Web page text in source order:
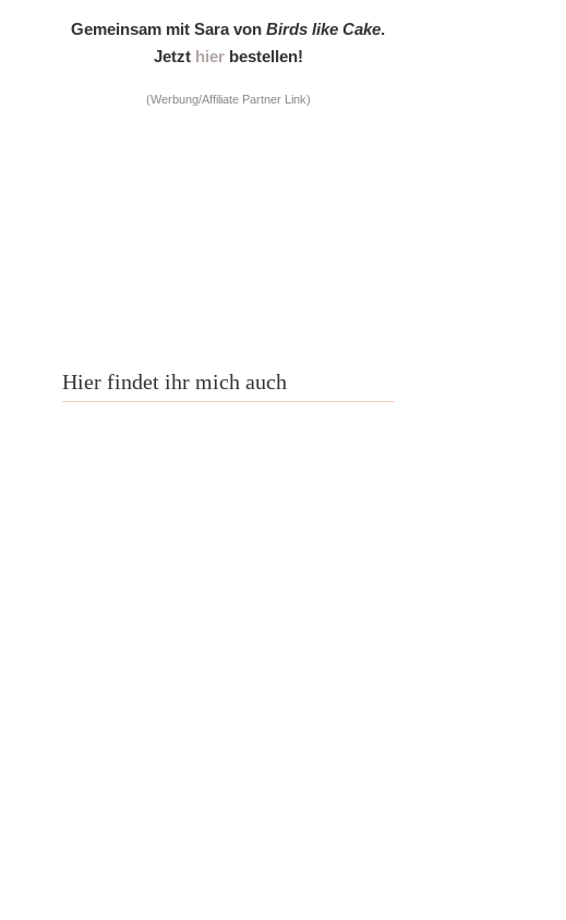
Gemeinsam mit Sara vonBirds like Cake.
Jetzt hierbestellen!
(Werbung/Affiliate Partner Link)
Hier findet ihr mich auch